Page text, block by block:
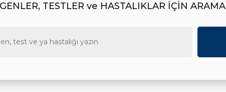
TESTLER ve HASTALIKLAR İÇİN ARAMA